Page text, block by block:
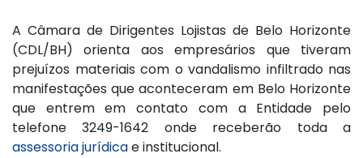
A Câmara de Dirigentes Lojistas de Belo Horizonte
(CDL/BH) orienta aos empresários que tiveram
prejuízos materiais com o vandalismo infiltrado nas
manifestações que aconteceram em Belo Horizonte
que entrem em contato com a Entidade pelo
telefone 3249-1642 onde receberão toda a
assessoria jurídicae institucional.